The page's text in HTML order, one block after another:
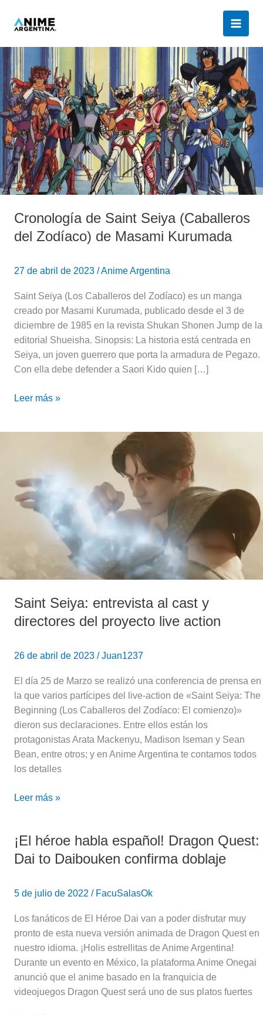
Cronología de Saint Seiya (Caballeros
del Zodíaco) de Masami Kurumada
27 de abril de 2023 /Anime Argentina
Saint Seiya (Los Caballeros del Zodíaco) es un manga
creado por Masami Kurumada, publicado desde el 3 de
diciembre de 1985 en la revista Shukan Shonen Jump de la
editorial Shueisha. Sinopsis: La historia está centrada en
Seiya, un joven guerrero que porta la armadura de Pegazo.
Con ella debe defender a Saori Kido quien […]
Cronología
de
Saint
Seiya
(Caballeros
del
Zodíaco)
de
Masami
Kurumada
Leer más »
Saint Seiya: entrevista al cast y
directores del proyecto live action
26 de abril de 2023 /Juan1237
El día 25 de Marzo se realizó una conferencia de prensa en
la que varios partícipes del live-action de «Saint Seiya: The
Beginning (Los Caballeros del Zodíaco: El comienzo)»
dieron sus declaraciones. Entre ellos están los
protagonistas Arata Mackenyu, Madison Iseman y Sean
Bean, entre otros; y en Anime Argentina te contamos todos
los detalles
al
cast
directores
Leer más »
¡El héroe habla español! Dragon Quest:
Dai to Daibouken confirma doblaje
5 de julio de 2022 / FacuSalasOk
Los fanáticos de El Héroe Dai van a poder disfrutar muy
pronto de esta nueva versión animada de Dragon Quest en
nuestro idioma. ¡Holis estrellitas de Anime Argentina!
Durante un evento en México, la plataforma Anime Onegai
anunció que el anime basado en la franquicia de
videojuegos Dragon Quest será uno de sus platos fuertes
¡El
héroe
Dragon
to